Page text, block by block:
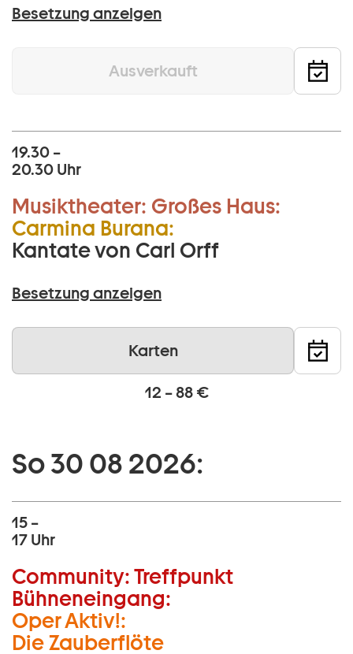
Besetzung anzeigen
Ausverkauft
19.30 –
20.30 Uhr
Musiktheater: Großes Haus:
Carmina Burana:
Kantate von Carl Orff
Besetzung anzeigen
Karten
12 – 88 €
So 30 08 2026:
15 –
17 Uhr
Community:Treffpunkt
Bühneneingang:
Oper Aktiv!:
Die Zauberflöte